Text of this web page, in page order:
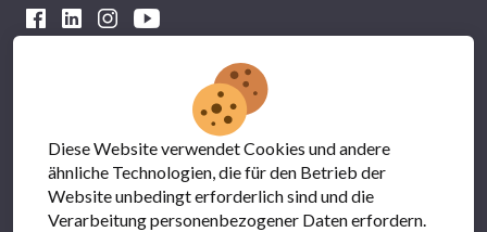
Mit der finanziellen Unterstützung von
Diese Website verwendet Cookies und andere
ähnliche Technologien, die für den Betrieb der
Website unbedingt erforderlich sind und die
Verarbeitung personenbezogener Daten erfordern.